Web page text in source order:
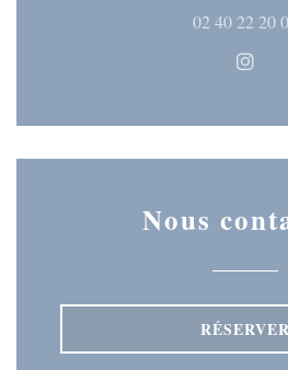
02 40 22 20
Nous
RÉSERVER